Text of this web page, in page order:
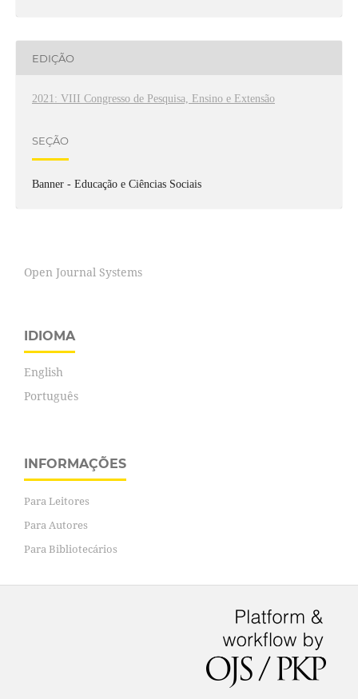
EDIÇÃO
2021: VIII Congresso de Pesquisa, Ensino e Extensão
SEÇÃO
Banner - Educação e Ciências Sociais
Open Journal Systems
IDIOMA
English
Português
INFORMAÇÕES
Para Leitores
Para Autores
Para Bibliotecários